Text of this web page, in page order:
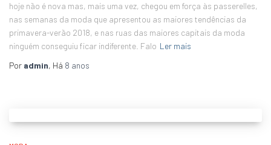
hoje não é nova mas, mais uma vez, chegou em força às passerelles,
nas semanas da moda que apresentou as maiores tendências da
primavera-verão 2018, e nas ruas das maiores capitais da moda
ninguém conseguiu ficar indiferente. Falo Ler mais
Por admin, Há 8 anos